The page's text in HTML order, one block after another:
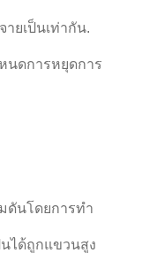
ายเป็นเท่ากัน.
นดการหยุดการ
ดันโดยการทํา
ได้ถูกแขวนสูง